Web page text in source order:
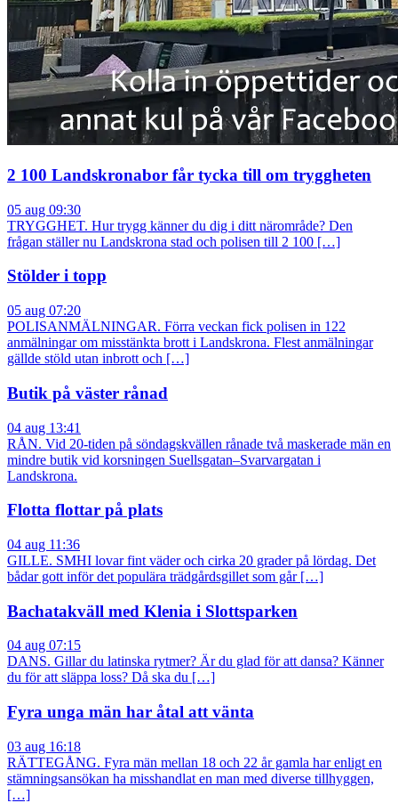
2 100 Landskronabor får tycka till om tryggheten
05 aug 09:30
TRYGGHET. Hur trygg känner du dig i ditt närområde? Den
frågan ställer nu Landskrona stad och polisen till 2 100 […]
Stölder i topp
05 aug 07:20
POLISANMÄLNINGAR. Förra veckan fick polisen in 122
anmälningar om misstänkta brott i Landskrona. Flest anmälningar
gällde stöld utan inbrott och […]
Butik på väster rånad
04 aug 13:41
RÅN. Vid 20-tiden på söndagskvällen rånade två maskerade män en
mindre butik vid korsningen Suellsgatan–Svarvargatan i
Landskrona.
Flotta flottar på plats
04 aug 11:36
GILLE. SMHI lovar fint väder och cirka 20 grader på lördag. Det
bådar gott inför det populära trädgårdsgillet som går […]
Bachatakväll med Klenia i Slottsparken
04 aug 07:15
DANS. Gillar du latinska rytmer? Är du glad för att dansa? Känner
du för att släppa loss? Då ska du […]
Fyra unga män har åtal att vänta
03 aug 16:18
RÄTTEGÅNG. Fyra män mellan 18 och 22 år gamla har enligt en
stämningsansökan ha misshandlat en man med diverse tillhyggen,
[…]